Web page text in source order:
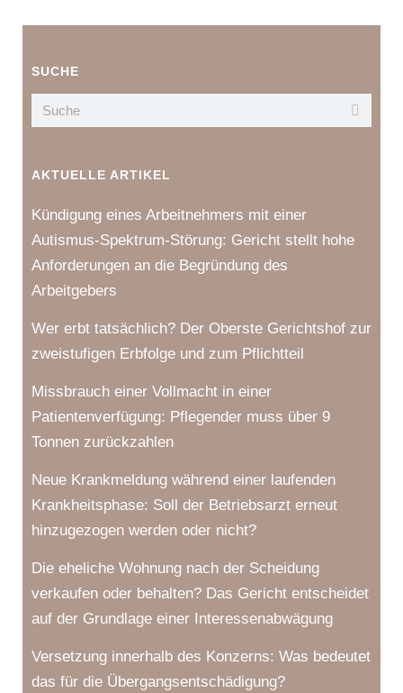
SUCHE
AKTUELLE ARTIKEL
Kündigung eines Arbeitnehmers mit einer
Autismus-Spektrum-Störung: Gericht stellt hohe
Anforderungen an die Begründung des
Arbeitgebers
Wer erbt tatsächlich? Der Oberste Gerichtshof zur
zweistufigen Erbfolge und zum Pflichtteil
Missbrauch einer Vollmacht in einer
Patientenverfügung: Pflegender muss über 9
Tonnen zurückzahlen
Neue Krankmeldung während einer laufenden
Krankheitsphase: Soll der Betriebsarzt erneut
hinzugezogen werden oder nicht?
Die eheliche Wohnung nach der Scheidung
verkaufen oder behalten? Das Gericht entscheidet
auf der Grundlage einer Interessenabwägung
Versetzung innerhalb des Konzerns: Was bedeutet
das für die Übergangsentschädigung?